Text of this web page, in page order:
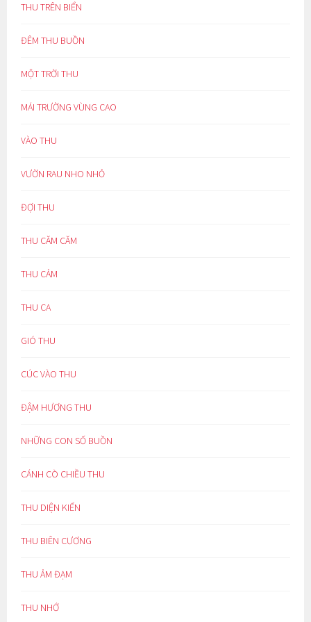
THU TRÊN BIỂN
ĐÊM THU BUỒN
MỘT TRỜI THU
MÁI TRƯỜNG VÙNG CAO
VÀO THU
VƯỜN RAU NHO NHỎ
ĐỢI THU
THU CĂM CĂM
THU CẢM
THU CA
GIÓ THU
CÚC VÀO THU
ĐẬM HƯƠNG THU
NHỮNG CON SỐ BUỒN
CÁNH CÒ CHIỀU THU
THU DIỆN KIẾN
THU BIÊN CƯƠNG
THU ẢM ĐẠM
THU NHỚ